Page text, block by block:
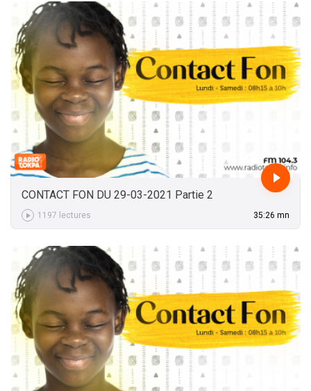
CONTACT FON DU 29-03-2021 Partie 2
1197 lectures
35:26 mn